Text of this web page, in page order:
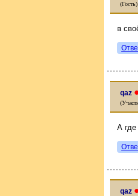
(Гость)
в
qaz
А где
qaz